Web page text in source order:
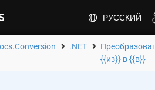
РУССКИЙ
.NET
{{из}} в {{в}}